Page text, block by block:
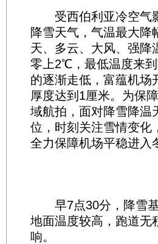
受西伯利亚冷空气影
降雪天气，气温最大
天、多云、大风、强降
零上2℃，最低温度来
的逐渐走低，富蕴机场
厚度达到1厘米。为保
域航拍，面对降雪降温
位，时刻关注雪情变化
全力保障机场平稳进入
早7点30分，降雪基
地面温度较高，跑道无
响。